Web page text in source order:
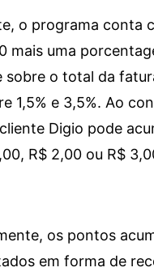
o programa conta
mais uma
sobre o total da
1,5% e 3,5%. Ao
Digio pode
R$ 2,00 ou R$
os pontos
em forma de